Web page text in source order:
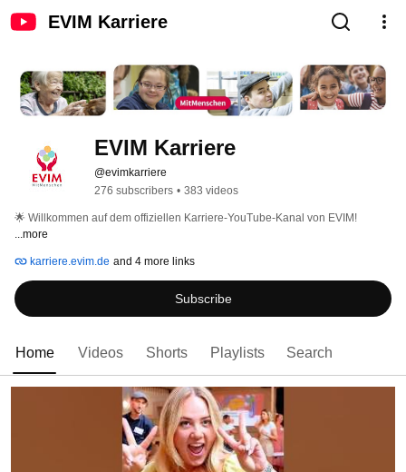
EVIM Karriere
EVIM Karriere
@evimkarriere
276 subscribers • 383 videos
🌟 Willkommen auf dem offiziellen Karriere-YouTube-Kanal von EVIM!
...more
karriere.evim.de and 4 more links
Subscribe
Home Videos Shorts Playlists Search